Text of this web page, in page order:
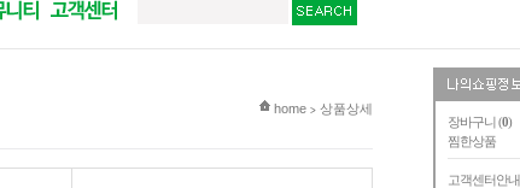
장바구니 (0)
찜한상품
고객센터안내
현재 위치
home > 상품상세